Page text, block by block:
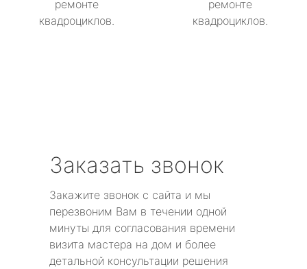
ремонте
квадроциклов.
ремонте
квадроциклов.
Заказать звонок
Закажите звонок с сайта и мы
перезвоним Вам в течении одной
минуты для согласования времени
визита мастера на дом и более
детальной консультации решения